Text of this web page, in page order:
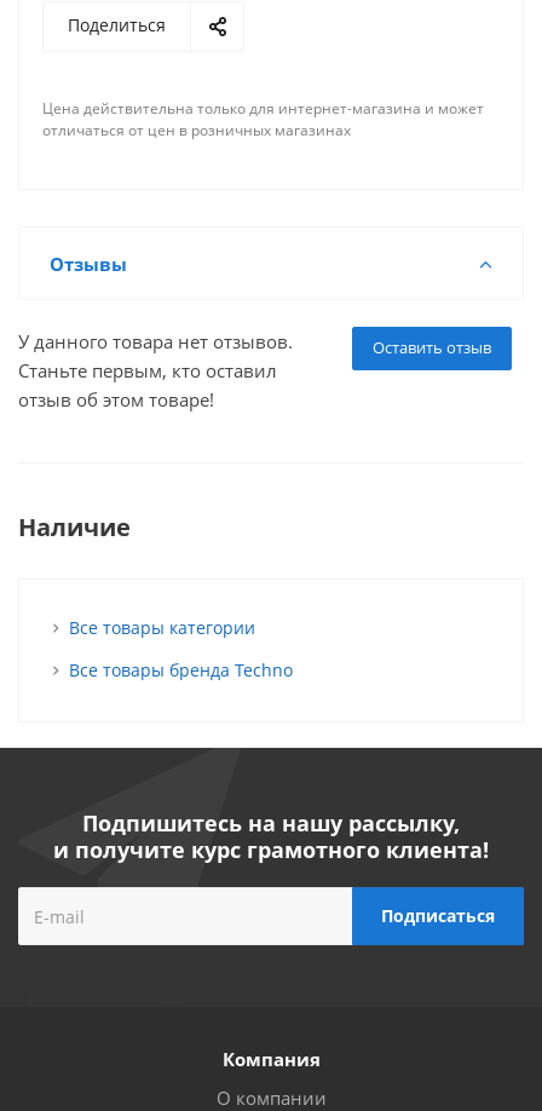
Поделиться
Цена действительна только для интернет-магазина и может
отличаться от цен в розничных магазинах
Отзывы
Оставить отзыв
У данного товара нет отзывов.
Станьте первым, кто оставил
отзыв об этом товаре!
Наличие
Все товары категории
Все товары бренда Techno
Подпишитесь на нашу рассылку,
и получите курс грамотного клиента!
Компания
О компании